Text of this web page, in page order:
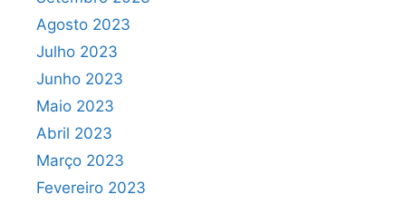
Agosto 2023
Julho 2023
Junho 2023
Maio 2023
Abril 2023
Março 2023
Fevereiro 2023